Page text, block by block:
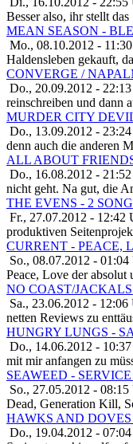
Besser also, ihr stellt
MEAN SEASON -
Mo., 08.10.2012 -
Haldensleben gekauft,
CONVERGE /
Do., 20.09.2012 -
reinschreiben und dann
MURDER CITY
Do., 13.09.2012 -
denn auch die anderen
ALL ABOUT
Do., 16.08.2012 -
nicht geht. Na gut, die
THE EVENS - 2
Fr., 27.07.2012 - 12:42
produktiven
CURRENT - PEACE,
So., 08.07.2012 - 01:04
Peace, Love der
NO COAST/
Sa., 23.06.2012 - 12:06
netten Reviews zu
HUNGRY LUNGS -
Do., 14.06.2012 -
mit mir anfangen zu
SEAWEED -
So., 27.05.2012 - 08:15
Dead, Generation Kill,
HAWKS AND
Do., 19.04.2012 -